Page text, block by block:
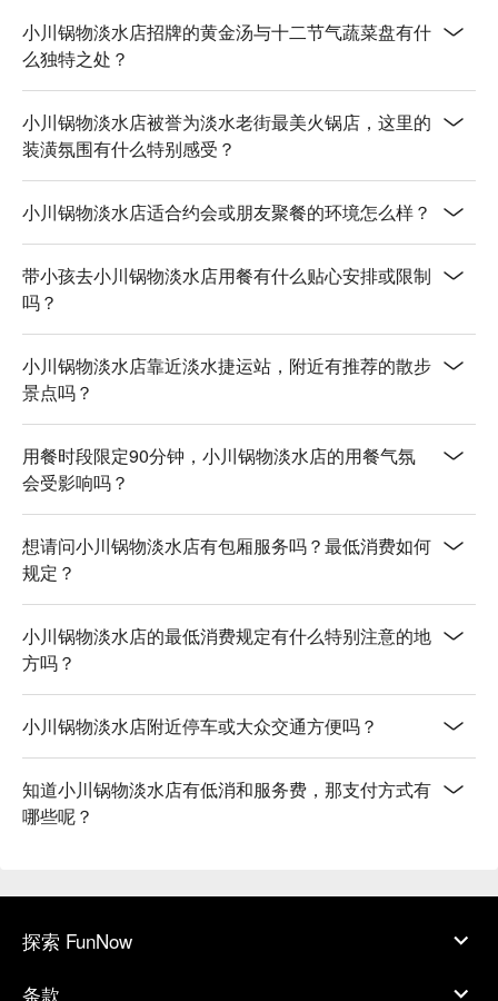
🥤 特色飲品
【凍齡茶】甘甜芳香，沁人心脾
【香草茶】香草馥郁，溫暖舒適
💡 未成年請勿飲酒；禁止酒駕
小川锅物淡水店招牌的黄金汤与十二节气蔬菜盘有什
么独特之处？
小川锅物淡水店被誉为淡水老街最美火锅店，这里的
装潢氛围有什么特别感受？
小川锅物淡水店适合约会或朋友聚餐的环境怎么样？
带小孩去小川锅物淡水店用餐有什么贴心安排或限制
吗？
小川锅物淡水店靠近淡水捷运站，附近有推荐的散步
景点吗？
用餐时段限定90分钟，小川锅物淡水店的用餐气氛
会受影响吗？
想请问小川锅物淡水店有包厢服务吗？最低消费如何
规定？
小川锅物淡水店的最低消费规定有什么特别注意的地
方吗？
小川锅物淡水店附近停车或大众交通方便吗？
知道小川锅物淡水店有低消和服务费，那支付方式有
哪些呢？
探索 FunNow
条款